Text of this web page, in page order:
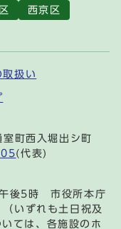
西京区
扱い
町西入堀出シ町
(代表)
午後5時 市役所本庁
いずれも土日祝及
ては、各施設のホ